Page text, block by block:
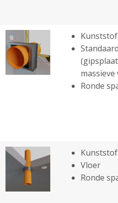
massieve
Ronde
Vloer
Ronde